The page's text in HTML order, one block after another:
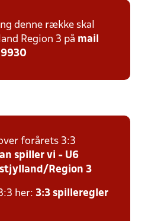
denne række skal
Region 3 på mail
forårets 3:3
spiller vi - U6
Region 3
her: 3:3 spilleregler